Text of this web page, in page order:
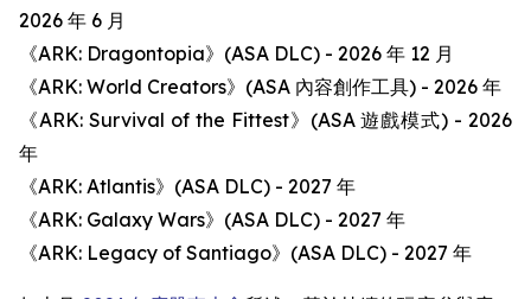
2026 年 6 月
《ARK: Dragontopia》(ASA DLC) - 2026 年 12 月
《ARK: World Creators》(ASA 內容創作工具) - 2026 年
《ARK: Survival of the Fittest》(ASA 遊戲模式) - 2026
年
《ARK: Atlantis》(ASA DLC) - 2027 年
《ARK: Galaxy Wars》(ASA DLC) - 2027 年
《ARK: Legacy of Santiago》(ASA DLC) - 2027 年